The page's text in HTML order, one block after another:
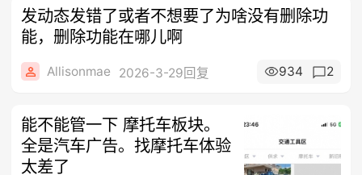
发动态发错了或者不想要了为啥没有删除功
能，删除功能在哪儿啊
Allisonmae 2026-3-29回复 934 2
能不能管一下 摩托车板块。
全是汽车广告。找摩托车体验
太差了